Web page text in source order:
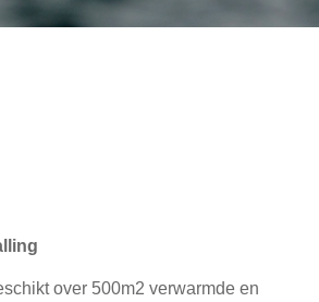
over 500m2 verwarmde en